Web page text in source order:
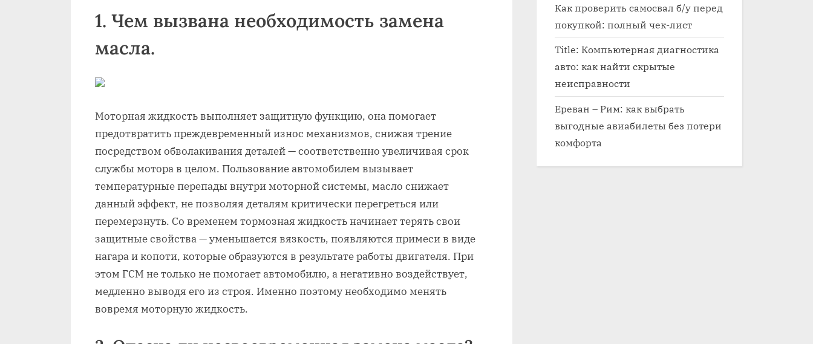
1. Чем вызвана необходимость замена
масла.
Моторная жидкость выполняет защитную функцию, она помогает
предотвратить преждевременный износ механизмов, снижая трение
посредством обволакивания деталей — соответственно увеличивая срок
службы мотора в целом. Пользование автомобилем вызывает
температурные перепады внутри моторной системы, масло снижает
данный эффект, не позволяя деталям критически перегреться или
перемерзнуть. Со временем тормозная жидкость начинает терять свои
защитные свойства — уменьшается вязкость, появляются примеси в виде
нагара и копоти, которые образуются в результате работы двигателя. При
этом ГСМ не только не помогает автомобилю, а негативно воздействует,
медленно выводя его из строя. Именно поэтому необходимо менять
вовремя моторную жидкость.
Как проверить самосвал б/у перед
покупкой: полный чек-лист
Title: Компьютерная диагностика
авто: как найти скрытые
неисправности
Ереван – Рим: как выбрать
выгодные авиабилеты без потери
комфорта